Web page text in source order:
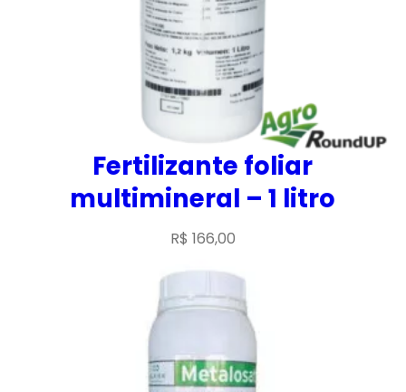
Fertilizante foliar
multimineral – 1 litro
R$ 166,00